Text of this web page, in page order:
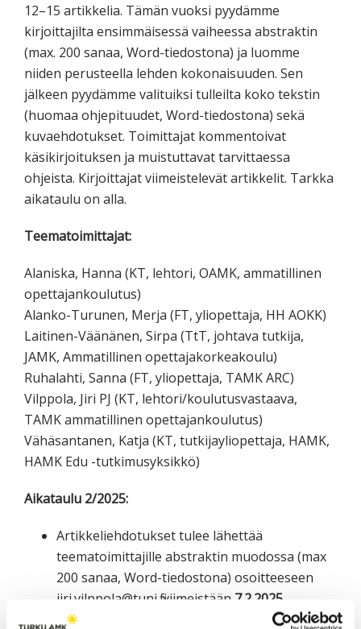
12–15 artikkelia. Tämän vuoksi pyydämme
kirjoittajilta ensimmäisessä vaiheessa abstraktin
(max. 200 sanaa, Word-tiedostona) ja luomme
niiden perusteella lehden kokonaisuuden. Sen
jälkeen pyydämme valituiksi tulleilta koko tekstin
(huomaa ohjepituudet, Word-tiedostona) sekä
kuvaehdotukset. Toimittajat kommentoivat
käsikirjoituksen ja muistuttavat tarvittaessa
ohjeista. Kirjoittajat viimeistelevät artikkelit. Tarkka
aikataulu on alla.
Teematoimittajat:
Alaniska, Hanna (KT, lehtori, OAMK, ammatillinen
opettajankoulutus)
Alanko-Turunen, Merja (FT, yliopettaja, HH AOKK)
Laitinen-Väänänen, Sirpa (TtT, johtava tutkija,
JAMK, Ammatillinen opettajakorkeakoulu)
Ruhalahti, Sanna (FT, yliopettaja, TAMK ARC)
Vilppola, Jiri PJ (KT, lehtori/koulutusvastaava,
TAMK ammatillinen opettajankoulutus)
Vähäsantanen, Katja (KT, tutkijayliopettaja, HAMK,
HAMK Edu -tutkimusyksikkö)
Aikataulu 2/2025:
Artikkeliehdotukset tulee lähettää
teematoimittajille abstraktin muodossa (max
200 sanaa, Word-tiedostona) osoitteeseen
jiri.vilppola@tuni.fi viimeistään 7.2.2025
Kaikille abstraktin jättäneille